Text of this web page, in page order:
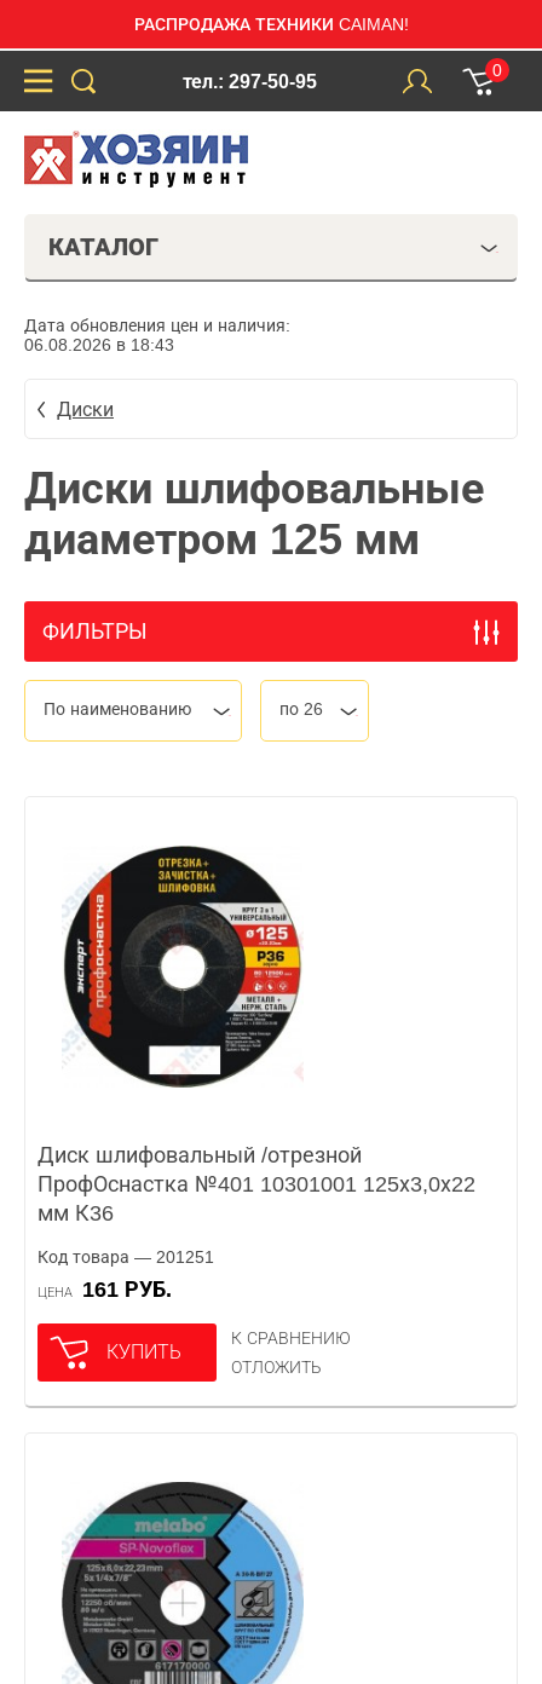
РАСПРОДАЖА ТЕХНИКИ CAIMAN!
тел.: 297-50-95
0
КАТАЛОГ
Дата обновления цен и наличия:
06.08.2026 в 18:43
Диски
Диски шлифовальные
диаметром 125 мм
ФИЛЬТРЫ
По наименованию по 26
Диск шлифовальный /отрезной
ПрофОснастка №401 10301001 125х3,0х22
мм К36
Код товара — 201251
ЦЕНА 161 РУБ.
КУПИТЬ
К СРАВНЕНИЮ
ОТЛОЖИТЬ